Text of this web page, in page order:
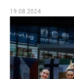
19.08.2024